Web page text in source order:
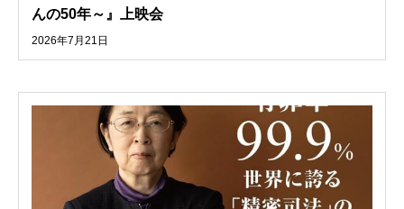
んの50年～』上映会
2026年7月21日